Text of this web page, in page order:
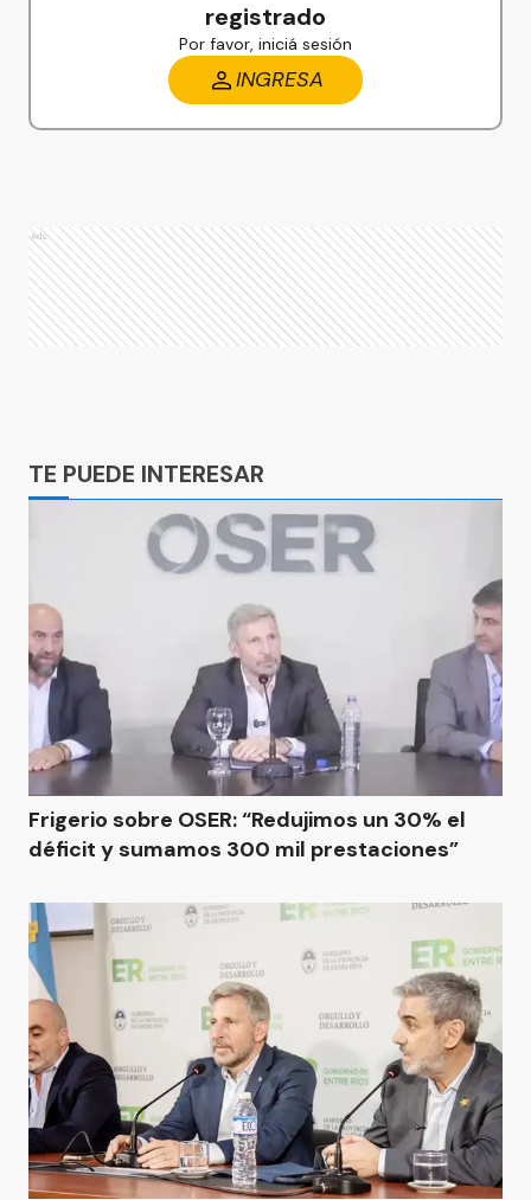
registrado
Por favor, iniciá sesión
INGRESA
Ads
TE PUEDE INTERESAR
Frigerio sobre OSER: “Redujimos un 30% el
déficit y sumamos 300 mil prestaciones”